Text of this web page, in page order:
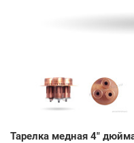
Тарелка медная 4"